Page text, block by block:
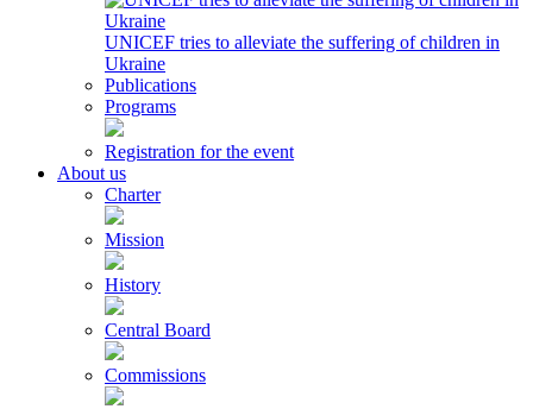
UNICEF tries to alleviate the suffering of children in
Ukraine
Publications
Programs
Registration for the event
About us
Charter
Mission
History
Central Board
Commissions